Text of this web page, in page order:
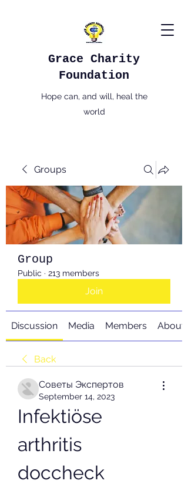
Grace Charity
Foundation
Hope can, and will, heal the
world
Groups
Group
Public · 213 members
Join
Discussion Media Members About
Back
Советы Экспертов
September 14, 2023
Infektiöse
arthritis
doccheck